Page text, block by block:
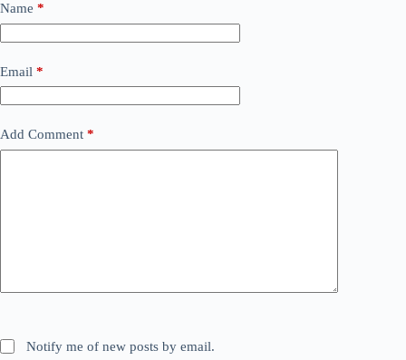
Name *
Email *
Add Comment *
Notify me of new posts by email.